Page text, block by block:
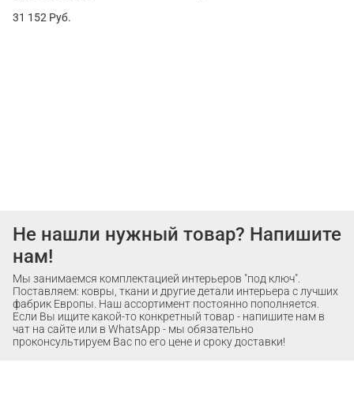
31 152 Руб.
Не нашли нужный товар? Напишите
нам!
Мы занимаемся комплектацией интерьеров "под ключ".
Поставляем: ковры, ткани и другие детали интерьера с лучших
фабрик Европы. Наш ассортимент постоянно пополняется.
Если Вы ищите какой-то конкретный товар - напишите нам в
чат на сайте или в WhatsApp - мы обязательно
проконсультируем Вас по его цене и сроку доставки!